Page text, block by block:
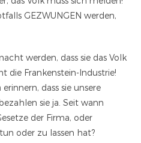
GEZWUNGEN werden,
werden, dass sie das Volk
die Frankenstein-Industrie!
dass sie unsere
sie ja. Seit wann
der Firma, oder
oder zu lassen hat?